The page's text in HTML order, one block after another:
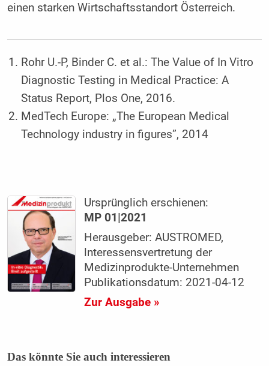
einen starken Wirtschaftsstandort Österreich.
Rohr U.-P, Binder C. et al.: The Value of In Vitro
Diagnostic Testing in Medical Practice: A
Status Report, Plos One, 2016.
MedTech Europe: „The European Medical
Technology industry in figures”, 2014
Ursprünglich erschienen:
MP 01|2021
Herausgeber: AUSTROMED,
lnteressensvertretung der
Medizinprodukte-Unternehmen
Publikationsdatum: 2021-04-12
Zur Ausgabe »
Das könnte Sie auch interessieren